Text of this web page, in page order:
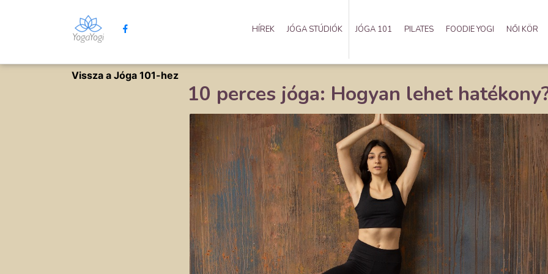
HÍREK JÓGA STÚDIÓK JÓGA 101 PILATES FOODIE YOGI NŐI KÖR
Vissza a Jóga 101-hez
10 perces jóga: Hogyan lehet